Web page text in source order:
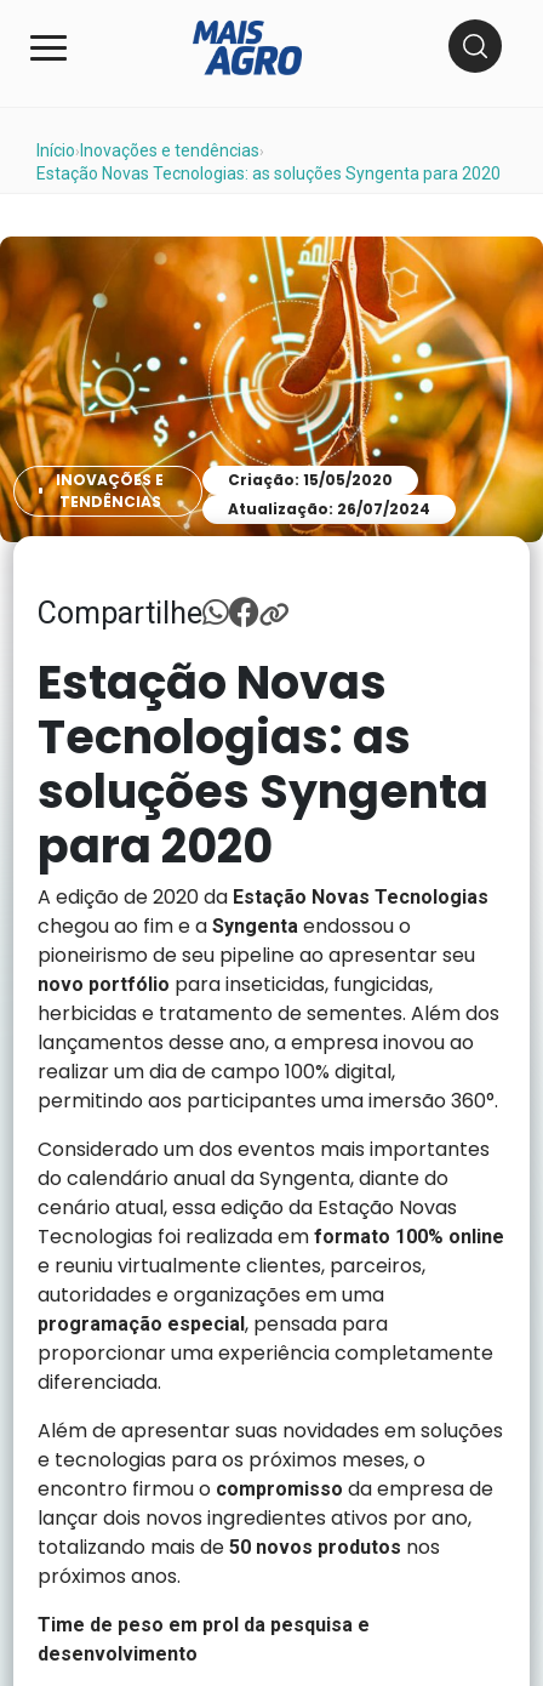
Início› Inovações e tendências›
Estação Novas Tecnologias: as soluções Syngenta para 2020
INOVAÇÕES E
TENDÊNCIAS
Criação: 15/05/2020
Atualização: 26/07/2024
Compartilhe
Estação Novas
Tecnologias: as
soluções Syngenta
para 2020
A edição de 2020 da Estação Novas Tecnologias
chegou ao fim e aSyngenta endossou o
pioneirismo de seu pipeline ao apresentar seu
novo portfólio para inseticidas, fungicidas,
herbicidas e tratamento de sementes. Além dos
lançamentos desse ano, a empresa inovou ao
realizar um dia de campo 100% digital,
permitindo aos participantes uma imersão 360°.
Considerado um dos eventos mais importantes
do calendário anual da Syngenta, diante do
cenário atual, essa edição da Estação Novas
Tecnologias foi realizada emformato 100% online
e reuniu virtualmente clientes, parceiros,
autoridades e organizações em uma
programação especial, pensada para
proporcionar uma experiência completamente
diferenciada.
Além de apresentar suas novidades em soluções
e tecnologias para os próximos meses, o
encontro firmou o compromisso da empresa de
lançar dois novos ingredientes ativos por ano,
totalizando mais de50 novos produtos nos
próximos anos.
Time de peso em prol da pesquisa e
desenvolvimento